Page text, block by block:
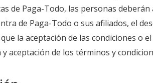
de Paga-Todo, las personas
de Paga-Todo o sus afiliados, el
la aceptación de las condiciones o
aceptación de los términos y